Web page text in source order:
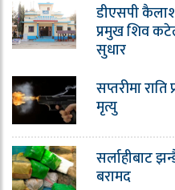
डीएसपी
प्रमुख शिव
सुधार
सप्तरीमा
मृत्यु
सर्लाहीबाट
बरामद